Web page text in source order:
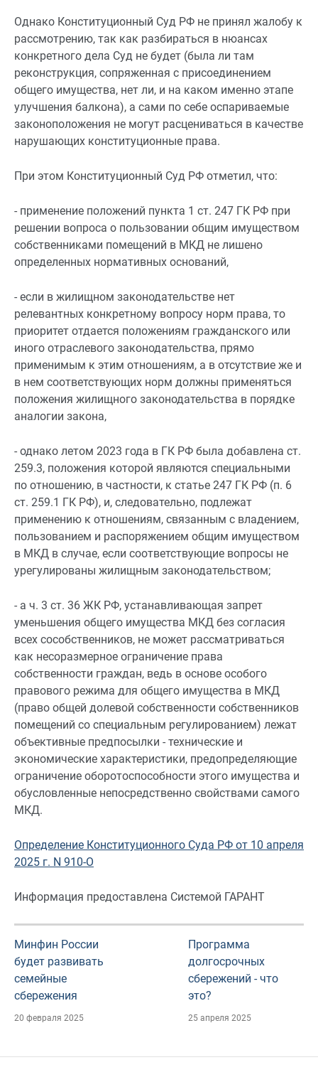
Однако Конституционный Суд РФ не принял жалобу к
рассмотрению, так как разбираться в нюансах
конкретного дела Суд не будет (была ли там
реконструкция, сопряженная с присоединением
общего имущества, нет ли, и на каком именно этапе
улучшения балкона), а сами по себе оспариваемые
законоположения не могут расцениваться в качестве
нарушающих конституционные права.
При этом Конституционный Суд РФ отметил, что:
- применение положений пункта 1 ст. 247 ГК РФ при
решении вопроса о пользовании общим имуществом
собственниками помещений в МКД не лишено
определенных нормативных оснований,
- если в жилищном законодательстве нет
релевантных конкретному вопросу норм права, то
приоритет отдается положениям гражданского или
иного отраслевого законодательства, прямо
применимым к этим отношениям, а в отсутствие же и
в нем соответствующих норм должны применяться
положения жилищного законодательства в порядке
аналогии закона,
- однако летом 2023 года в ГК РФ была добавлена ст.
259.3, положения которой являются специальными
по отношению, в частности, к статье 247 ГК РФ (п. 6
ст. 259.1 ГК РФ), и, следовательно, подлежат
применению к отношениям, связанным с владением,
пользованием и распоряжением общим имуществом
в МКД в случае, если соответствующие вопросы не
урегулированы жилищным законодательством;
- а ч. 3 ст. 36 ЖК РФ, устанавливающая запрет
уменьшения общего имущества МКД без согласия
всех сособственников, не может рассматриваться
как несоразмерное ограничение права
собственности граждан, ведь в основе особого
правового режима для общего имущества в МКД
(право общей долевой собственности собственников
помещений со специальным регулированием) лежат
объективные предпосылки - технические и
экономические характеристики, предопределяющие
ограничение оборотоспособности этого имущества и
обусловленные непосредственно свойствами самого
МКД.
Определение Конституционного Суда РФ от 10 апреля
2025 г. N 910-О
Информация предоставлена Системой ГАРАНТ
Минфин России
будет развивать
семейные
сбережения
20 февраля 2025
Программа
долгосрочных
сбережений - что
это?
25 апреля 2025